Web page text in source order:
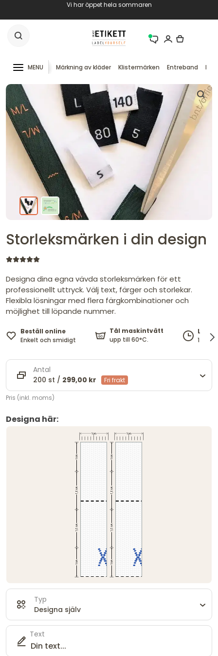
Vi har öppet hela sommaren
MENU Märkning av kläder Klistermärken Entreband RFID
Storleksmärken i din design
Designa dina egna vävda storleksmärken för ett
professionellt uttryck. Välj text, färger och storlekar.
Flexibla lösningar med flera färgkombinationer och
möjlighet till löpande nummer.
Beställ online
Enkelt och smidigt
Tål maskintvätt
upp till 60°C.
14 -
Antal
200 st / 299,00 kr Fri frakt
Pris (inkl. moms)
Designa här:
Typ
Designa själv
Text